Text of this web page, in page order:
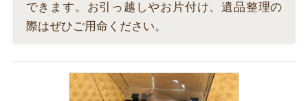
できます。お引っ越しやお片付け、遺品整理の
際はぜひご用命ください。